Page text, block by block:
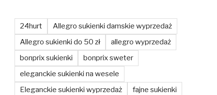
24hurt
Allegro sukienki damskie wyprzedaż
Allegro sukienki do 50 zł
allegro wyprzedaż
bonprix sukienki
bonprix sweter
eleganckie sukienki na wesele
Eleganckie sukienki wyprzedaż
fajne sukienki